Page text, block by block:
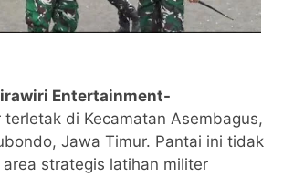
Entertainment-
terletak di Kecamatan Asembagus,
Jawa Timur. Pantai ini tidak
strategis latihan militer